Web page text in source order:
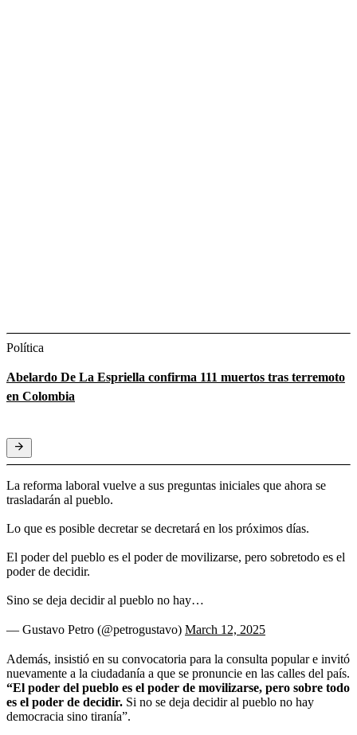
Política
Abelardo De La Espriella confirma 111 muertos tras terremoto
en Colombia
La reforma laboral vuelve a sus preguntas iniciales que ahora se
trasladarán al pueblo.
Lo que es posible decretar se decretará en los próximos días.
El poder del pueblo es el poder de movilizarse, pero sobretodo es el
poder de decidir.
Sino se deja decidir al pueblo no hay…
— Gustavo Petro (@petrogustavo) March 12, 2025
Además, insistió en su convocatoria para la consulta popular e invitó
nuevamente a la ciudadanía a que se pronuncie en las calles del país.
“El poder del pueblo es el poder de movilizarse, pero sobre todo
es el poder de decidir. Si no se deja decidir al pueblo no hay
democracia sino tiranía”.